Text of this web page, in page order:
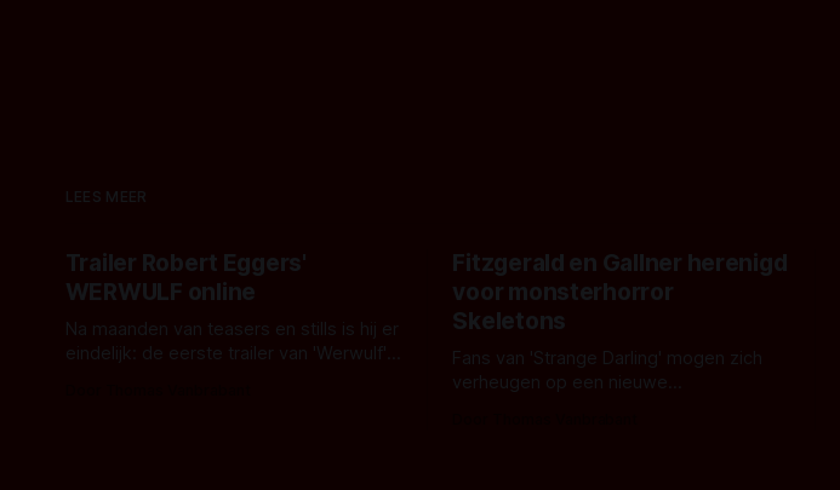
LEES MEER
Trailer Robert Eggers'
WERWULF online
Na maanden van teasers en stills is hij er
eindelijk: de eerste trailer van 'Werwulf'.
Fitzgerald en Gallner herenigd
voor monsterhorror
Skeletons
Fans van 'Strange Darling' mogen zich
verheugen op een nieuwe